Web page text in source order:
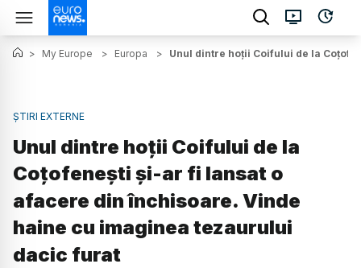
> My Europe > Europa > Unul dintre hoții Coifului de la
ȘTIRI EXTERNE
Unul dintre hoții Coifului de la
Coțofenești și-ar fi lansat o
afacere din închisoare. Vinde
haine cu imaginea tezaurului
dacic furat